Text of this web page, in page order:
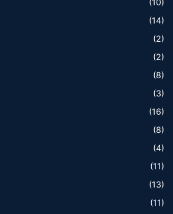
(14)
(2)
(2)
(8)
(3)
(16)
(8)
(4)
(11)
(13)
(11)